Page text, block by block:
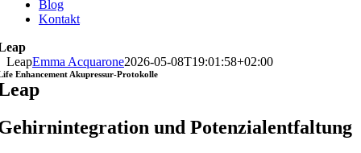
Blog
Kontakt
LeapEmma Acquarone2026-05-08T19:01:58+02:00
Enhancement Akupressur-Protokolle
und Potenzialentfaltung